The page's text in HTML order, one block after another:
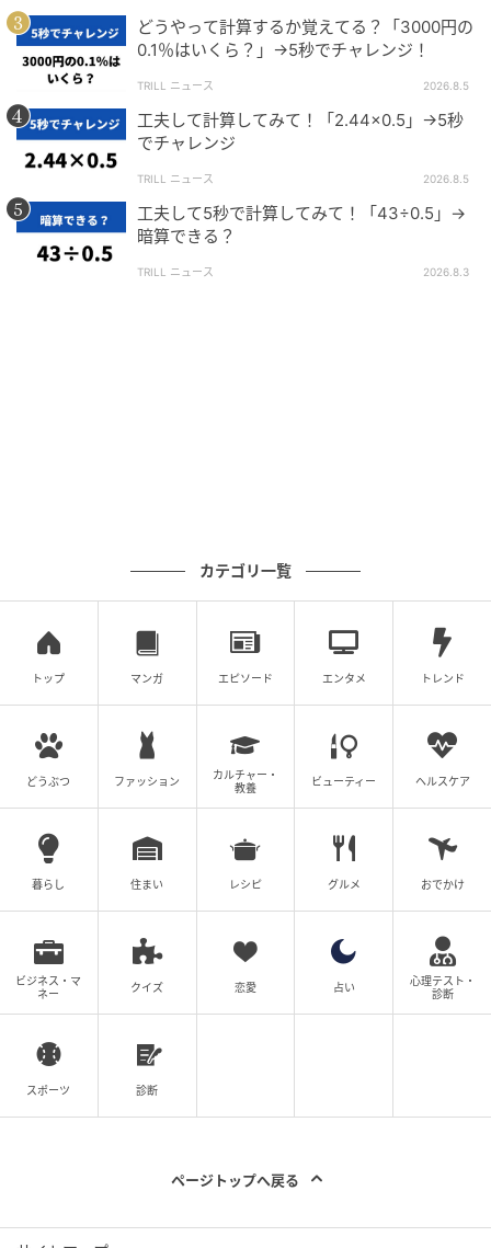
するとこの人は、 5の位置に移動します。逆に正の数の
引き算「0−4」は、0にいる人が「右を向きながら後ろ
に4進む」状態ですから、この人は
ます。
この移動先が、計算の答えになります。
0+5=5
0−4=−4
今回の問題では、−10の位置にいた人が「左向きにな
って後ろに9、10、2移動する（引き算の動き）」先が
答えです。これは−10の位置にいた人が「右向きになっ
て前に9、10、2移動する」先と同じになります
から、
どうやって計算するか覚えてる？「3000円の
0.1％はいくら？」→5秒でチャレンジ！
TRILL ニュース 2026.8.5
工夫して計算してみて！「2.44×0.5」→5秒
でチャレンジ
TRILL ニュース 2026.8.5
工夫して5秒で計算してみて！「43÷0.5」→
暗算できる？
TRILL ニュース 2026.8.3
カテゴリ一覧
トップ マンガ エピソード エンタメ トレンド
どうぶつ ファッション
カルチャー・
教養
ビューティー ヘルスケア
暮らし 住まい レシピ グルメ おでかけ
ビジネス・マ
ネー
クイズ 恋愛 占い
心理テスト・
診断
スポーツ 診断
ページトップへ戻る